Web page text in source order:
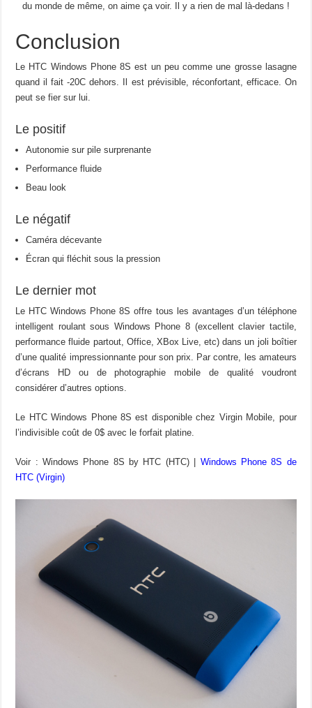
du monde de même, on aime ça voir. Il y a rien de mal là-dedans !
Conclusion
Le HTC Windows Phone 8S est un peu comme une grosse lasagne
quand il fait -20C dehors. Il est prévisible, réconfortant, efficace. On
peut se fier sur lui.
Le positif
Autonomie sur pile surprenante
Performance fluide
Beau look
Le négatif
Caméra décevante
Écran qui fléchit sous la pression
Le dernier mot
Le HTC Windows Phone 8S offre tous les avantages d’un téléphone
intelligent roulant sous Windows Phone 8 (excellent clavier tactile,
performance fluide partout, Office, XBox Live, etc) dans un joli boîtier
d’une qualité impressionnante pour son prix. Par contre, les amateurs
d’écrans HD ou de photographie mobile de qualité voudront
considérer d’autres options.
Le HTC Windows Phone 8S est disponible chez Virgin Mobile, pour
l’indivisible coût de 0$ avec le forfait platine.
Voir : Windows Phone 8S by HTC (HTC) | Windows Phone 8S de
HTC (Virgin)